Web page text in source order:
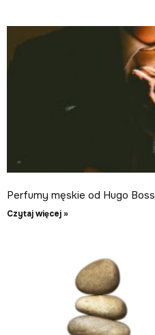
Perfumy męskie od Hugo Boss
Czytaj więcej »